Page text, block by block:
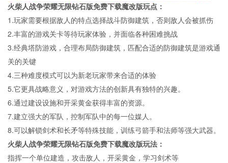
火柴人战争荣耀无限钻石版免费下载魔改版玩点：
1.玩家需要根据敌人的特点选择战斗防御建筑，否则敌人会被抓伤
2.丰富的游戏关卡等待玩家体验，并面临各种困难挑战
3.经典塔防游戏，合理布局防御建筑，匹配合适的防御建筑是游戏通
关的关键
4.三种难度模式可以为新老玩家带来合适的体验
5.它更具战略意义，对游戏方法的创新具有独特的兴趣。
6.通过建设设施和开采黄金获得丰富的资源。
7.建立强大的军队，控制军队中的每一位媒人。
8.可以解锁剑术和长矛等特殊技能，训练弓箭手和法师等强大武器。
火柴人战争荣耀无限钻石版免费下载魔改版玩法：
指挥一个单位建造，攻击敌人，开采黄金，学习剑术等